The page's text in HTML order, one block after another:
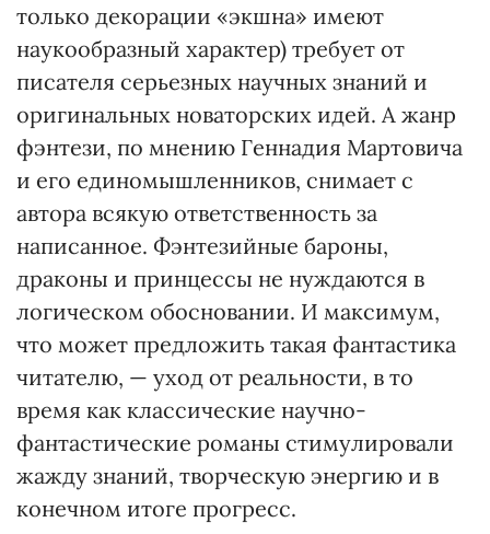
только декорации «экшна» имеют
наукообразный характер) требует от
писателя серьезных научных знаний и
оригинальных новаторских идей. А жанр
фэнтези, по мнению Геннадия Мартовича
и его единомышленников, снимает с
автора всякую ответственность за
написанное. Фэнтезийные бароны,
драконы и принцессы не нуждаются в
логическом обосновании. И максимум,
что может предложить такая фантастика
читателю, — уход от реальности, в то
время как классические научно-
фантастические романы стимулировали
жажду знаний, творческую энергию и в
конечном итоге прогресс.